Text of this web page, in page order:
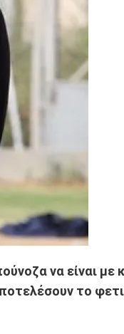
να είναι με
το